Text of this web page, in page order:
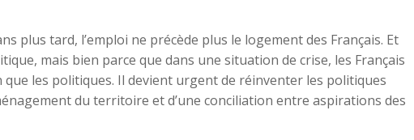
plus tard, l’emploi ne précède plus le logement des Français. Et
mais bien parce que dans une situation de crise, les Français
les politiques. Il devient urgent de réinventer les politiques
du territoire et d’une conciliation entre aspirations des